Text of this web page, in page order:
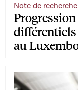
Progression
au
Note de